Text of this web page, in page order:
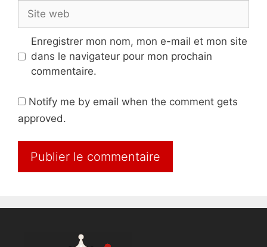
Site
web
Enregistrer mon nom, mon e-mail et mon site
dans le navigateur pour mon prochain
commentaire.
Notify me by email when the comment gets
approved.